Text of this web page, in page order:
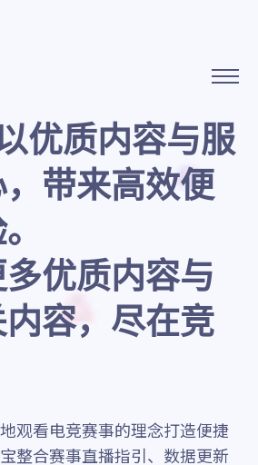
优质内容与服
带来高效便
优质内容与
容，尽在竞
观看电竞赛事的理念打造便捷
整合赛事直播指引、数据更新